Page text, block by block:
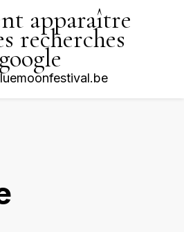
apparaître
recherches
google